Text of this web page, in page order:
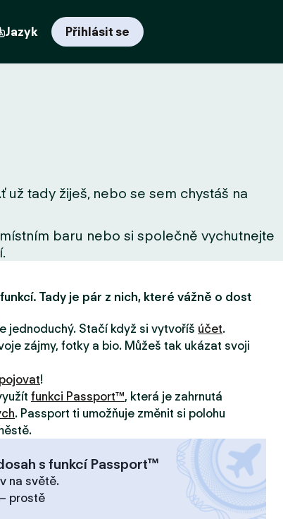
Jazyk Přihlásit se
tady žiješ, nebo se sem chystáš na
baru nebo si společně vychutnejte
Tady je pár z nich, které vážně o dost
jednoduchý. Stačí když si vytvoříš účet.
zájmy, fotky a bio. Můžeš tak ukázat svoji
!
funkci Passport™, která je zahrnutá
. Passport ti umožňuje změnit si polohu
s funkcí Passport™
na světě.
prostě